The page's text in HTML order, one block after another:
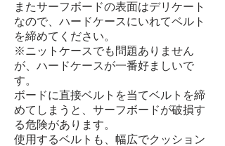
またサーフボードの表面はデリケート
なので、ハードケースにいれてベルト
を締めてください。
※ニットケースでも問題ありません
が、ハードケースが一番好ましいで
す。
ボードに直接ベルトを当てベルトを締
めてしまうと、サーフボードが破損す
る危険があります。
使用するベルトも、幅広でクッション